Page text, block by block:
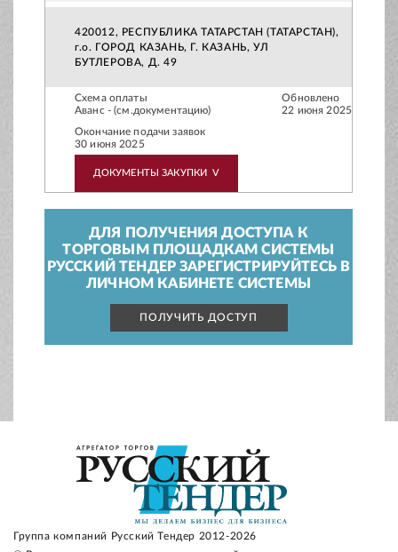
420012, РЕСПУБЛИКА ТАТАРСТАН (ТАТАРСТАН),
г.о. ГОРОД КАЗАНЬ, Г. КАЗАНЬ, УЛ
БУТЛЕРОВА, Д. 49
Схема оплаты
Аванс - (см.документацию)
Обновлено
22 июня 2025
Окончание подачи заявок
30 июня 2025
ДОКУМЕНТЫ ЗАКУПКИ V
ДЛЯ ПОЛУЧЕНИЯ ДОСТУПА К
ТОРГОВЫМ ПЛОЩАДКАМ СИСТЕМЫ
РУССКИЙ ТЕНДЕР ЗАРЕГИСТРИРУЙТЕСЬ В
ЛИЧНОМ КАБИНЕТЕ СИСТЕМЫ
ПОЛУЧИТЬ ДОСТУП
Группа компаний Русский Тендер 2012-2026